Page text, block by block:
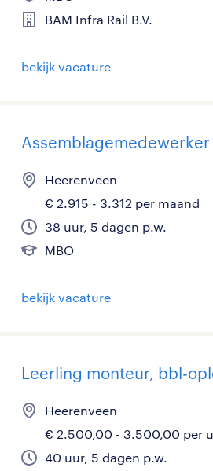
BAM Infra Rail B.V.
bekijk vacature
Assemblagemedewerker
Heerenveen
€ 2.915 - 3.312 per maand
38 uur, 5 dagen p.w.
MBO
bekijk vacature
Leerling monteur, bbl-
Heerenveen
€ 2.500,00 - 3.500,00 per
40 uur, 5 dagen p.w.